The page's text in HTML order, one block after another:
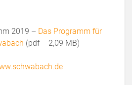
2019 – Das Programm für
(pdf – 2,09 MB)